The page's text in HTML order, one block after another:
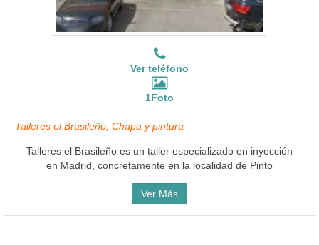
Ver teléfono
1Foto
Talleres el Brasileño, Chapa y pintura
Talleres el Brasileño es un taller especializado en inyección
en Madrid, concretamente en la localidad de Pinto
Ver Más